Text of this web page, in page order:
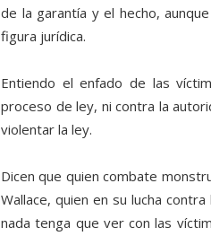
de la garantía y el hecho,
figura jurídica.
Entiendo el enfado de las
proceso de ley, ni contra la
violentar la ley.
Dicen que quien combate
Wallace, quien en su lucha
nada tenga que ver con las